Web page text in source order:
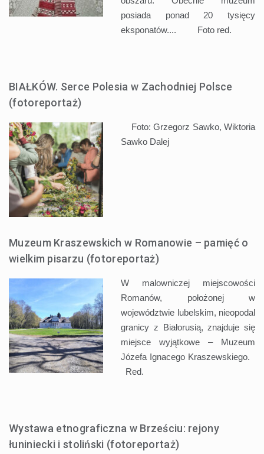
posiada ponad 20 tysięcy
eksponatów.... Foto red.
BIAŁKÓW. Serce Polesia w Zachodniej Polsce
(fotoreportaż)
Foto: Grzegorz Sawko, Wiktoria
Sawko Dalej
Muzeum Kraszewskich w Romanowie – pamięć o
wielkim pisarzu (fotoreportaż)
W malowniczej miejscowości
Romanów, położonej w
województwie lubelskim, nieopodal
granicy z Białorusią, znajduje się
miejsce wyjątkowe – Muzeum
Józefa Ignacego Kraszewskiego.
Red.
Wystawa etnograficzna w Brześciu: rejony
łuniniecki i stoliński (fotoreportaż)